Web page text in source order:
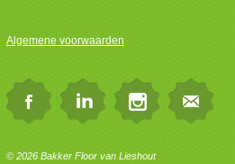
Algemene voorwaarden
© 2026 Bakker Floor van Lieshout